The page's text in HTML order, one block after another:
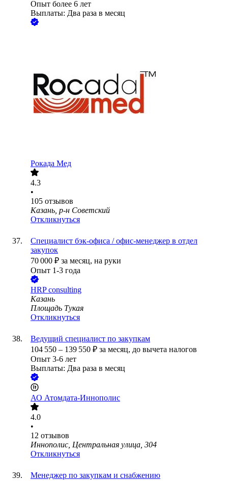
Опыт более 6 лет
Выплаты: Два раза в месяц
Рокада Мед
4.3
•
105 отзывов
Казань, р-н Советский
Откликнуться
Специалист бэк-офиса / офис-менеджер в отдел
закупок
70 000 ₽ за месяц, на руки
Опыт 1-3 года
HRP consulting
Казань
Площадь Тукая
Откликнуться
Ведущий специалист по закупкам
104 550 – 139 550 ₽ за месяц, до вычета налогов
Опыт 3-6 лет
Выплаты: Два раза в месяц
АО Атомдата-Иннополис
4.0
•
12 отзывов
Иннополис, Центральная улица, 304
Откликнуться
Менеджер по закупкам и снабжению